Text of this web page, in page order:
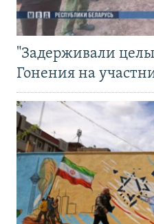
"Задерживали
Гонения на